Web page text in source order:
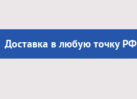
Доставка в любую точку РФ